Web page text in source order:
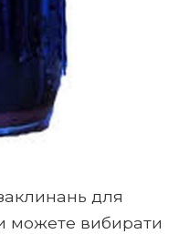
для
можете вибирати